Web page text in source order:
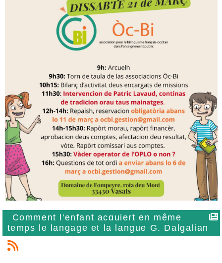
Comment l'enfant acquiert en même
temps le langage et la langue G. Dalgalian